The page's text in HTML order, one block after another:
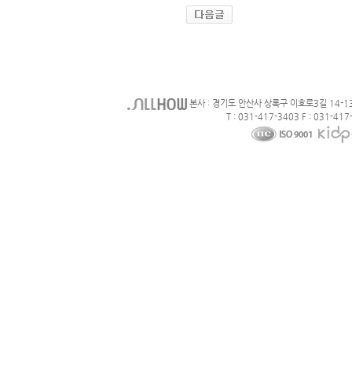
본사 : 경기도 안산사 상록구 이호로3길 14-
T : 031-417-3403 F : 031-